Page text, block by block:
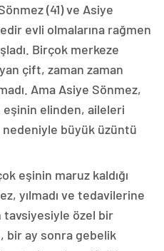
(41) ve Asiye
evli olmalarına rağmen
Birçok merkeze
çift, zaman zaman
Ama Asiye Sönmez,
elinden, aileleri
nedeniyle büyük üzüntü
eşinin maruz kaldığı
yılmadı ve tedavilerine
tavsiyesiyle özel bir
bir ay sonra gebelik